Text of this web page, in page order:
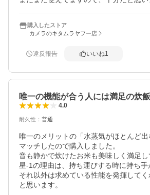
購入したストア
カメラのキタムラヤフー店
違反報告 いいね1
唯一の機能が合う人には満足の炊飯
4.0
耐久性 ： 普通
唯一のメリットの「水蒸気がほとんど
マッチしたので購入しました。
音も静かで炊けたお米も美味しく満足し
星-1の理由は、持ち運びする時に持ち手
それ以外は求めている性能を発揮して
と思います。